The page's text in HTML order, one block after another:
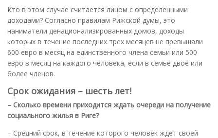
Кто в этом случае считается лицом с определенными
доходами? Согласно правилам Рижской думы, это
наниматели денационализированных домов, доходы
которых в течение последних трех месяцев не превышали
600 евро в месяц на единственного члена семьи или 500
евро в месяц на каждого человека, если в семье двое или
более членов.
Срок ожидания – шесть лет!
– Сколько времени приходится ждать очереди на получение
социального жилья в Риге?
– Средний срок, в течение которого человек ждет своей